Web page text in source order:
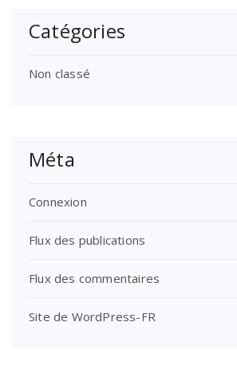
Catégories
Non classé
Méta
Connexion
Flux des publications
Flux des commentaires
Site de WordPress-FR